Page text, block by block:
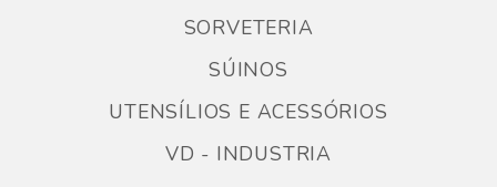
SORVETERIA
SÚINOS
UTENSÍLIOS E ACESSÓRIOS
VD - INDUSTRIA